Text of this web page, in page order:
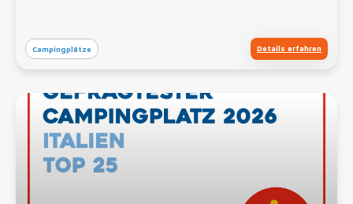
Campingplätze Details erfahren